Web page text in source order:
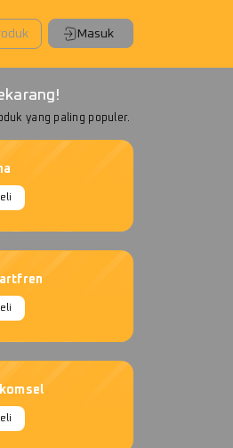
Masuk
yang paling populer.